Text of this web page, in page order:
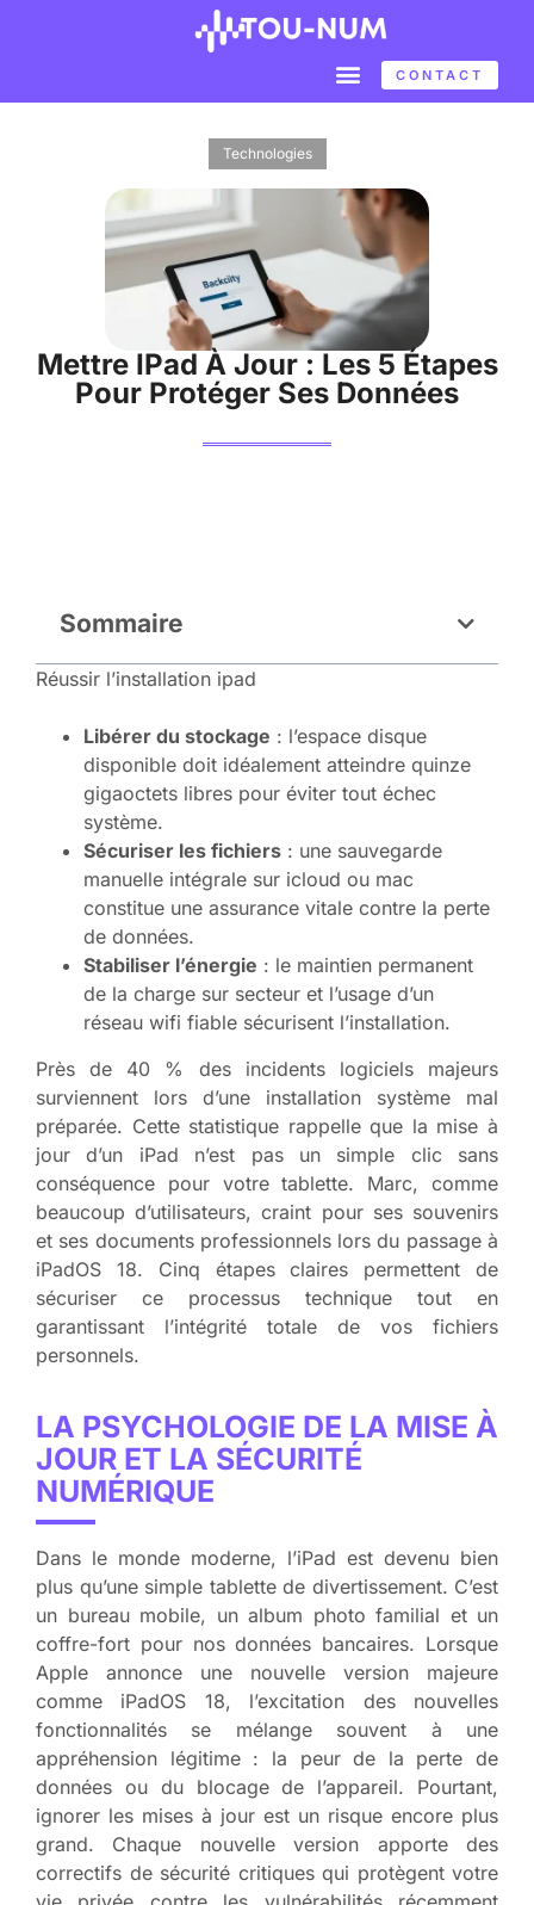
CONTACT
Technologies
Mettre IPad À Jour : Les 5 Étapes
Pour Protéger Ses Données
Sommaire
Réussir l’installation ipad
Libérer du stockage : l’espace disque
disponible doit idéalement atteindre quinze
gigaoctets libres pour éviter tout échec
système.
Sécuriser les fichiers : une sauvegarde
manuelle intégrale sur icloud ou mac
constitue une assurance vitale contre la perte
de données.
Stabiliser l’énergie : le maintien permanent
de la charge sur secteur et l’usage d’un
réseau wifi fiable sécurisent l’installation.
Près de 40 % des incidents logiciels majeurs
surviennent lors d’une installation système mal
préparée. Cette statistique rappelle que la mise à
jour d’un iPad n’est pas un simple clic sans
conséquence pour votre tablette. Marc, comme
beaucoup d’utilisateurs, craint pour ses souvenirs
et ses documents professionnels lors du passage à
iPadOS 18. Cinq étapes claires permettent de
sécuriser ce processus technique tout en
garantissant l’intégrité totale de vos fichiers
personnels.
LA PSYCHOLOGIE DE LA MISE À
JOUR ET LA SÉCURITÉ
NUMÉRIQUE
Dans le monde moderne, l’iPad est devenu bien
plus qu’une simple tablette de divertissement. C’est
un bureau mobile, un album photo familial et un
coffre-fort pour nos données bancaires. Lorsque
Apple annonce une nouvelle version majeure
comme iPadOS 18, l’excitation des nouvelles
fonctionnalités se mélange souvent à une
appréhension légitime : la peur de la perte de
données ou du blocage de l’appareil. Pourtant,
ignorer les mises à jour est un risque encore plus
grand. Chaque nouvelle version apporte des
correctifs de sécurité critiques qui protègent votre